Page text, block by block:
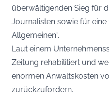
überwältigenden Sieg für
Journalisten sowie für eine
Allgemeinen“.
Laut einem
Zeitung rehabilitiert und
enormen Anwaltskosten
zurückzufordern.